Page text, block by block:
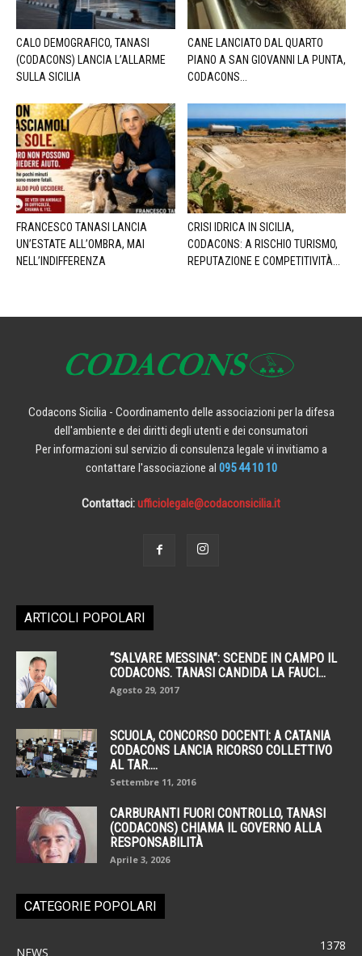
CALO DEMOGRAFICO, TANASI
(CODACONS) LANCIA L’ALLARME
SULLA SICILIA
CANE LANCIATO DAL QUARTO
PIANO A SAN GIOVANNI LA PUNTA,
CODACONS...
FRANCESCO TANASI LANCIA
UN’ESTATE ALL’OMBRA, MAI
NELL’INDIFFERENZA
CRISI IDRICA IN SICILIA,
CODACONS: A RISCHIO TURISMO,
REPUTAZIONE E COMPETITIVITÀ...
Codacons Sicilia - Coordinamento delle associazioni per la difesa
dell'ambiente e dei diritti degli utenti e dei consumatori
Per informazioni sul servizio di consulenza legale vi invitiamo a
contattare l'associazione al 095 44 10 10
Contattaci:ufficiolegale@codaconsicilia.it
ARTICOLI POPOLARI
“SALVARE MESSINA”: SCENDE IN CAMPO IL
CODACONS. TANASI CANDIDA LA FAUCI...
Agosto 29, 2017
SCUOLA, CONCORSO DOCENTI: A CATANIA
CODACONS LANCIA RICORSO COLLETTIVO
AL TAR....
Settembre 11, 2016
CARBURANTI FUORI CONTROLLO, TANASI
(CODACONS) CHIAMA IL GOVERNO ALLA
RESPONSABILITÀ
Aprile 3, 2026
CATEGORIE POPOLARI
NEWS 1378